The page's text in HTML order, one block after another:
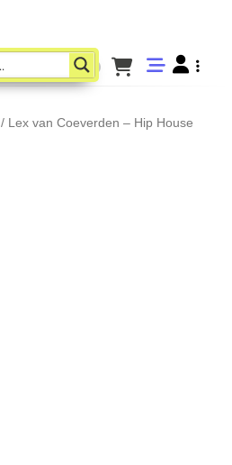
/ Lex van Coeverden – Hip House